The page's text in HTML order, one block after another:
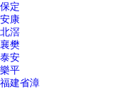
保定
安康
北滘
襄樊
泰安
樂平
福建省漳